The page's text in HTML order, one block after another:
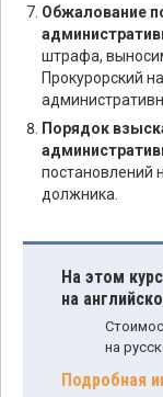
Обжалование
штрафа,
Прокурорский
Порядок
постановлений
должника.
На этом
на
на
Подробная